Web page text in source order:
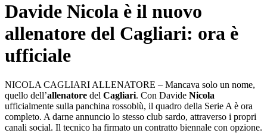
Davide Nicola è il nuovo
allenatore del Cagliari: ora è
ufficiale
NICOLA CAGLIARI ALLENATORE – Mancava solo un nome,
quello dell’allenatore del Cagliari. Con Davide Nicola
ufficialmente sulla panchina rossoblù, il quadro della Serie A è ora
completo. A darne annuncio lo stesso club sardo, attraverso i propri
canali social. Il tecnico ha firmato un contratto biennale con opzione.